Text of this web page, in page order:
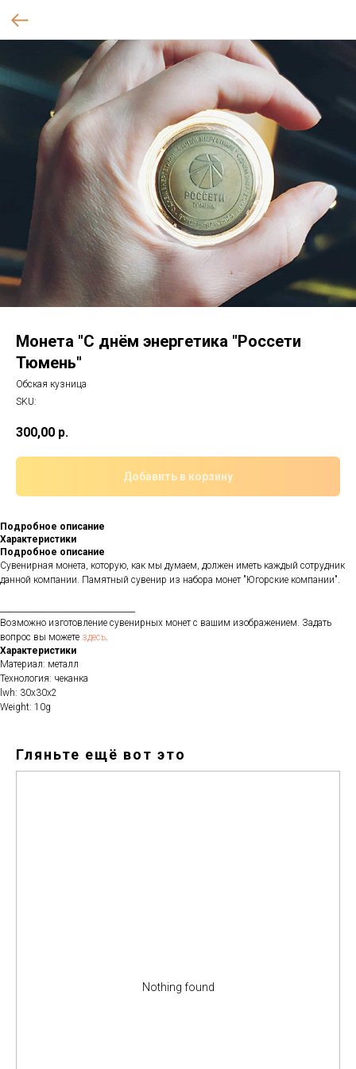
Монета "С днём энергетика "Россети
Тюмень"
Обская кузница
SKU:
300,00 р.
Добавить в корзину
Подробное описание
Характеристики
Подробное описание
Сувенирная монета, которую, как мы думаем, должен иметь каждый сотрудник
данной компании. Памятный сувенир из набора монет "Югорские компании".
Возможно изготовление сувенирных монет с вашим изображением. Задать
вопрос вы можете здесь.
Характеристики
Материал: металл
Технология: чеканка
lwh: 30x30x2
Weight: 10g
Гляньте ещё вот это
Nothing found